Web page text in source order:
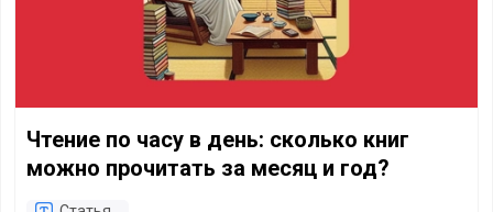
Чтение по часу в день: сколько книг
можно прочитать за месяц и год?